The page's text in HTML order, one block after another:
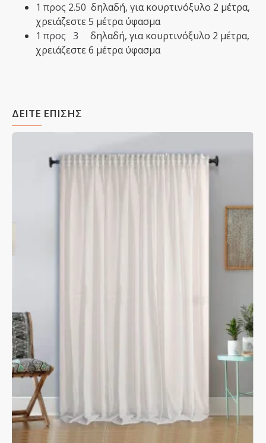
1 προς 2.50 δηλαδή, ​για κουρτινόξυλο 2 μέτρα,
χρειάζεστε 5 μέτρα ύφασμα
1 προς 3 δηλαδή,​ για κουρτινόξυλο 2 μέτρα,
χρειάζεστε 6 μέτρα ύφασμα
ΔΕΙΤΕ ΕΠΙΣΗΣ